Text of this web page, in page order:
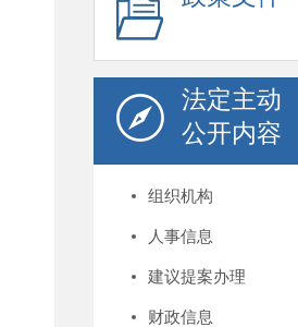
法定主动
公开内容
组织机构
人事信息
建议提案办理
财政信息